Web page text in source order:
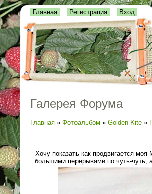
Главная Регистрация Вход
Галерея Форума
Главная » Фотоальбом » Golden Kite »
Хочу показать как продвигается
большими перерывами по чуть-чуть,